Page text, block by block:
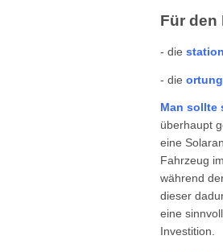
Für den
- die
- die
Man sollte
überhaupt
eine
Fahrzeug
während
dieser
eine
Investition.